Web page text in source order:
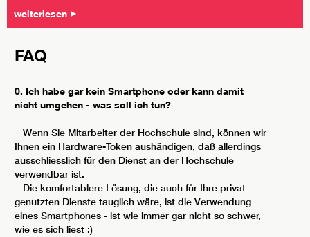
weiterlesen
FAQ
0. Ich habe gar kein Smartphone oder kann damit
nicht umgehen - was soll ich tun?
Wenn Sie Mitarbeiter der Hochschule sind, können wir
Ihnen ein Hardware-Token aushändigen, daß allerdings
ausschliesslich für den Dienst an der Hochschule
verwendbar ist.
Die komfortablere Lösung, die auch für Ihre privat
genutzten Dienste tauglich wäre, ist die Verwendung
eines Smartphones - ist wie immer gar nicht so schwer,
wie es sich liest :)